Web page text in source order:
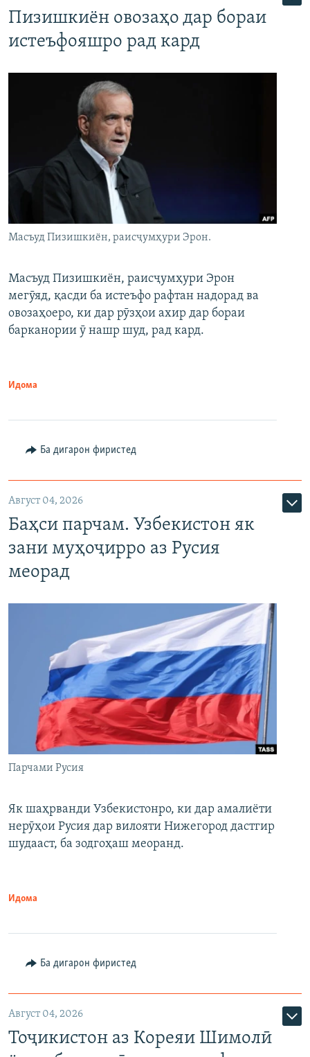
Пизишкиён овозаҳо дар бораи
истеъфояшро рад кард
Масъуд Пизишкиён, раисҷумҳури Эрон.
Масъуд Пизишкиён, раисҷумҳури Эрон
мегӯяд, қасди ба истеъфо рафтан надорад ва
овозаҳоеро, ки дар рӯзҳои ахир дар бораи
барканории ӯ нашр шуд, рад кард.
Идома
Ба дигарон фиристед
Август 04, 2026
Баҳси парчам. Узбекистон як
зани муҳоҷирро аз Русия
меорад
Парчами Русия
Як шаҳрванди Узбекистонро, ки дар амалиёти
нерӯҳои Русия дар вилояти Нижегород дастгир
шудааст, ба зодгоҳаш меоранд.
Идома
Ба дигарон фиристед
Август 04, 2026
Тоҷикистон аз Кореяи Шимолӣ